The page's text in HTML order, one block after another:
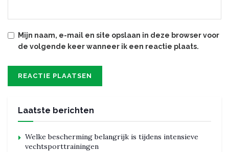
Mijn naam, e-mail en site opslaan in deze browser voor
de volgende keer wanneer ik een reactie plaats.
Laatste berichten
Welke bescherming belangrijk is tijdens intensieve
vechtsporttrainingen